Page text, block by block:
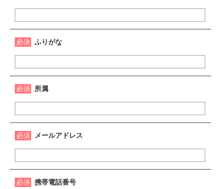
必須 ふりがな
必須 所属
必須 メールアドレス
必須 携帯電話番号